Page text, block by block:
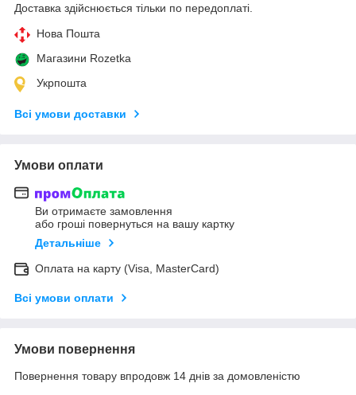
Доставка здійснюється тільки по передоплаті.
Нова Пошта
Магазини Rozetka
Укрпошта
Всі умови доставки
Умови оплати
Ви отримаєте замовлення
або гроші повернуться на вашу картку
Детальніше
Оплата на карту (Visa, MasterCard)
Всі умови оплати
Умови повернення
Повернення товару впродовж 14 днів за домовленістю